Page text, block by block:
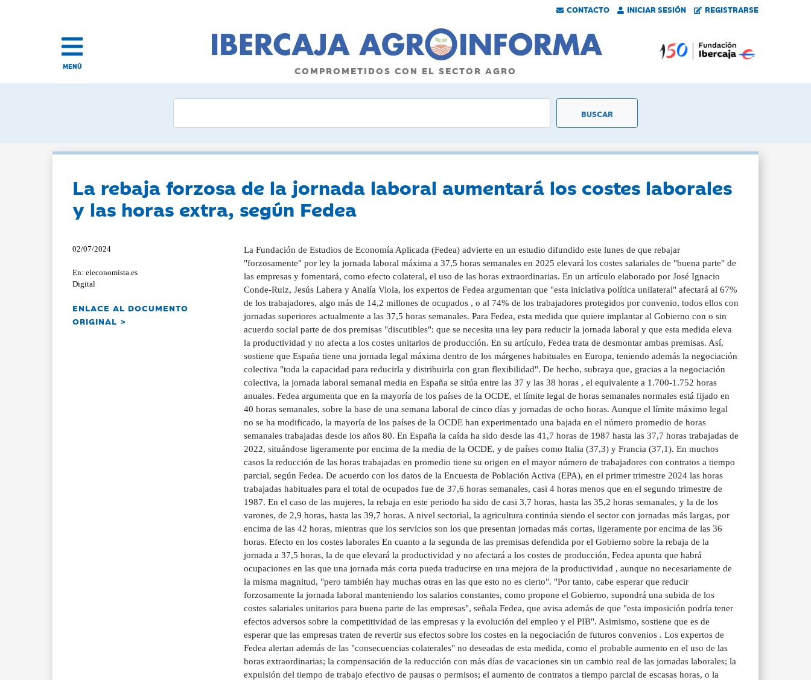
CONTACTO INICIAR SESIÓN REGISTRARSE
MENÚ COMPROMETIDOS CON EL SECTOR AGRO
La rebaja forzosa de la jornada laboral aumentará los costes laborales
y las horas extra, según Fedea
02/07/2024
En: eleconomista.es
Digital
ENLACE AL DOCUMENTO
ORIGINAL >
La Fundación de Estudios de Economía Aplicada (Fedea) advierte en un estudio difundido este lunes de que rebajar
"forzosamente" por ley la jornada laboral máxima a 37,5 horas semanales en 2025 elevará los costes salariales de "buena parte" de
las empresas y fomentará, como efecto colateral, el uso de las horas extraordinarias. En un artículo elaborado por José Ignacio
Conde-Ruiz, Jesús Lahera y Analía Viola, los expertos de Fedea argumentan que "esta iniciativa política unilateral" afectará al 67%
de los trabajadores, algo más de 14,2 millones de ocupados , o al 74% de los trabajadores protegidos por convenio, todos ellos con
jornadas superiores actualmente a las 37,5 horas semanales. Para Fedea, esta medida que quiere implantar al Gobierno con o sin
acuerdo social parte de dos premisas "discutibles": que se necesita una ley para reducir la jornada laboral y que esta medida eleva
la productividad y no afecta a los costes unitarios de producción. En su artículo, Fedea trata de desmontar ambas premisas. Así,
sostiene que España tiene una jornada legal máxima dentro de los márgenes habituales en Europa, teniendo además la negociación
colectiva "toda la capacidad para reducirla y distribuirla con gran flexibilidad". De hecho, subraya que, gracias a la negociación
colectiva, la jornada laboral semanal media en España se sitúa entre las 37 y las 38 horas , el equivalente a 1.700-1.752 horas
anuales. Fedea argumenta que en la mayoría de los países de la OCDE, el límite legal de horas semanales normales está fijado en
40 horas semanales, sobre la base de una semana laboral de cinco días y jornadas de ocho horas. Aunque el límite máximo legal
no se ha modificado, la mayoría de los países de la OCDE han experimentado una bajada en el número promedio de horas
semanales trabajadas desde los años 80. En España la caída ha sido desde las 41,7 horas de 1987 hasta las 37,7 horas trabajadas de
2022, situándose ligeramente por encima de la media de la OCDE, y de países como Italia (37,3) y Francia (37,1). En muchos
casos la reducción de las horas trabajadas en promedio tiene su origen en el mayor número de trabajadores con contratos a tiempo
parcial, según Fedea. De acuerdo con los datos de la Encuesta de Población Activa (EPA), en el primer trimestre 2024 las horas
trabajadas habituales para el total de ocupados fue de 37,6 horas semanales, casi 4 horas menos que en el segundo trimestre de
1987. En el caso de las mujeres, la rebaja en este periodo ha sido de casi 3,7 horas, hasta las 35,2 horas semanales, y la de los
varones, de 2,9 horas, hasta las 39,7 horas. A nivel sectorial, la agricultura continúa siendo el sector con jornadas más largas, por
encima de las 42 horas, mientras que los servicios son los que presentan jornadas más cortas, ligeramente por encima de las 36
horas. Efecto en los costes laborales En cuanto a la segunda de las premisas defendida por el Gobierno sobre la rebaja de la
jornada a 37,5 horas, la de que elevará la productividad y no afectará a los costes de producción, Fedea apunta que habrá
ocupaciones en las que una jornada más corta pueda traducirse en una mejora de la productividad , aunque no necesariamente de
la misma magnitud, "pero también hay muchas otras en las que esto no es cierto". "Por tanto, cabe esperar que reducir
forzosamente la jornada laboral manteniendo los salarios constantes, como propone el Gobierno, supondrá una subida de los
costes salariales unitarios para buena parte de las empresas", señala Fedea, que avisa además de que "esta imposición podría tener
efectos adversos sobre la competitividad de las empresas y la evolución del empleo y el PIB". Asimismo, sostiene que es de
esperar que las empresas traten de revertir sus efectos sobre los costes en la negociación de futuros convenios . Los expertos de
Fedea alertan además de las "consecuencias colaterales" no deseadas de esta medida, como el probable aumento en el uso de las
horas extraordinarias; la compensación de la reducción con más días de vacaciones sin un cambio real de las jornadas laborales; la
expulsión del tiempo de trabajo efectivo de pausas o permisos; el aumento de contratos a tiempo parcial de escasas horas, o la